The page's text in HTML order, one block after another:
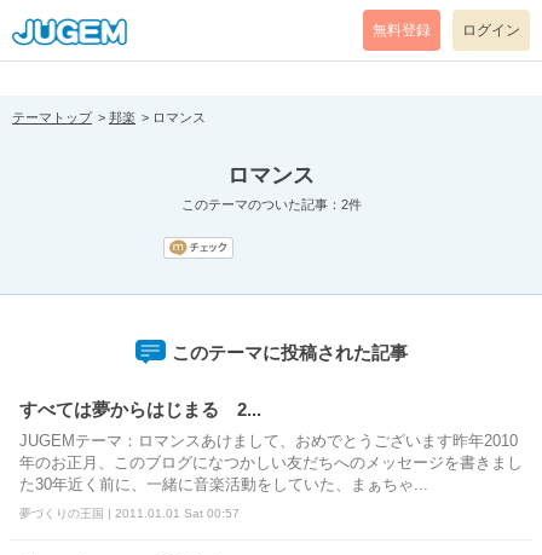
[pear_error: message="Success" code=0 mode=return level=notice
prefix="" info=""]
無料登録 ログイン
テーマトップ 邦楽 ロマンス
ロマンス
このテーマのついた記事：2件
このテーマに投稿された記事
すべては夢からはじまる 2...
JUGEMテーマ：ロマンスあけまして、おめでとうございます昨年2010
年のお正月、このブログになつかしい友だちへのメッセージを書きまし
た30年近く前に、一緒に音楽活動をしていた、まぁちゃ...
夢づくりの王国 | 2011.01.01 Sat 00:57